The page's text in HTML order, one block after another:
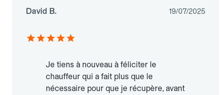
David B. 19/07/2025
Je tiens à nouveau à féliciter le
chauffeur qui a fait plus que le
nécessaire pour que je récupère, avant